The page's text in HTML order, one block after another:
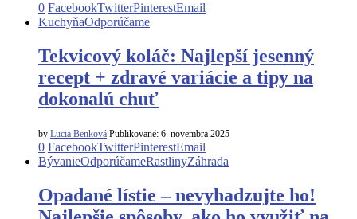
0 FacebookTwitterPinterestEmail
KuchyňaOdporúčame
Tekvicový koláč: Najlepší jesenný
recept + zdravé variácie a tipy na
dokonalú chuť
by Lucia Benková Publikované: 6. novembra 2025
0 FacebookTwitterPinterestEmail
BývanieOdporúčameRastlinyZáhrada
Opadané lístie – nevyhadzujte ho!